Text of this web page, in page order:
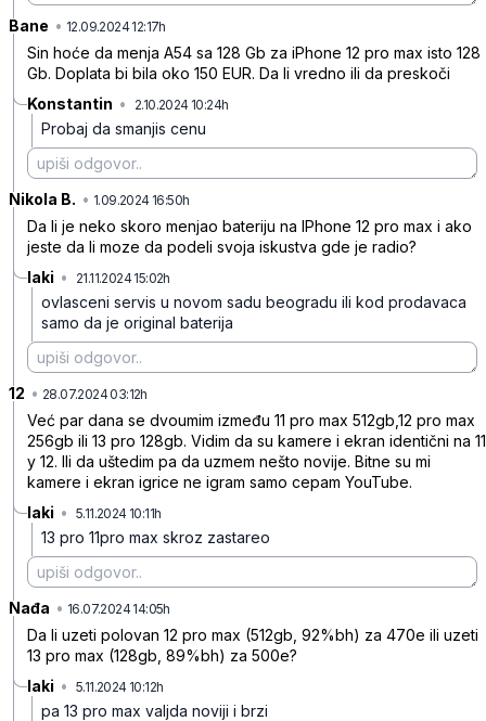
Bane • 12.09.2024 12:17h
Sin hoće da menja A54 sa 128 Gb za iPhone 12 pro max isto 128
Gb. Doplata bi bila oko 150 EUR. Da li vredno ili da preskoči
Konstantin • 2.10.2024 10:24h
Probaj da smanjis cenu
Nikola B. • 1.09.2024 16:50h
Da li je neko skoro menjao bateriju na IPhone 12 pro max i ako
jeste da li moze da podeli svoja iskustva gde je radio?
laki • 21.11.2024 15:02h
ovlasceni servis u novom sadu beogradu ili kod prodavaca
samo da je original baterija
12 • 28.07.2024 03:12h
Već par dana se dvoumim između 11 pro max 512gb,12 pro max
256gb ili 13 pro 128gb. Vidim da su kamere i ekran identični na 11
y 12. Ili da uštedim pa da uzmem nešto novije. Bitne su mi
kamere i ekran igrice ne igram samo cepam YouTube.
laki • 5.11.2024 10:11h
13 pro 11pro max skroz zastareo
Nađa • 16.07.2024 14:05h
Da li uzeti polovan 12 pro max (512gb, 92%bh) za 470e ili uzeti
13 pro max (128gb, 89%bh) za 500e?
laki • 5.11.2024 10:12h
pa 13 pro max valjda noviji i brzi